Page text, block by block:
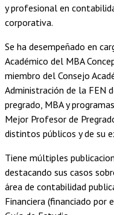
y profesional en
corporativa.
Se ha desempeñado en
Académico del MBA
miembro del Consejo
Administración de la FEN
pregrado, MBA y
Mejor Profesor de
distintos públicos y de su
Tiene múltiples
destacando sus casos
área de contabilidad
Financiera (financiado por